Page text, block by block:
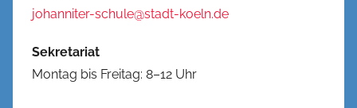
johanniter-schule@stadt-koeln.de
Sekretariat
Montag bis Freitag: 8–12 Uhr